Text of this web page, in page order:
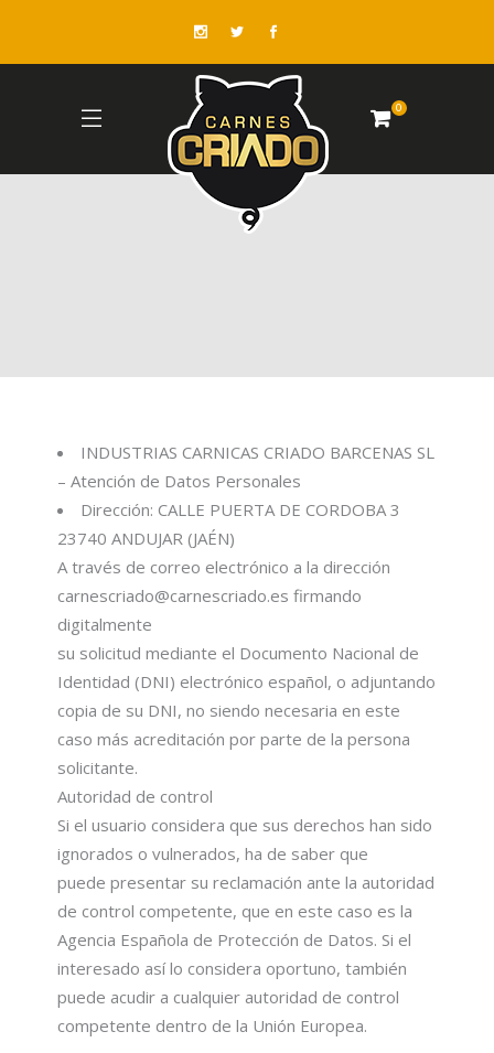
0
INDUSTRIAS CARNICAS CRIADO BARCENAS SL
– Atención de Datos Personales
Dirección: CALLE PUERTA DE CORDOBA 3
23740 ANDUJAR (JAÉN)
A través de correo electrónico a la dirección
carnescriado@carnescriado.es firmando
digitalmente
su solicitud mediante el Documento Nacional de
Identidad (DNI) electrónico español, o adjuntando
copia de su DNI, no siendo necesaria en este
caso más acreditación por parte de la persona
solicitante.
Autoridad de control
Si el usuario considera que sus derechos han sido
ignorados o vulnerados, ha de saber que
puede presentar su reclamación ante la autoridad
de control competente, que en este caso es la
Agencia Española de Protección de Datos. Si el
interesado así lo considera oportuno, también
puede acudir a cualquier autoridad de control
competente dentro de la Unión Europea.